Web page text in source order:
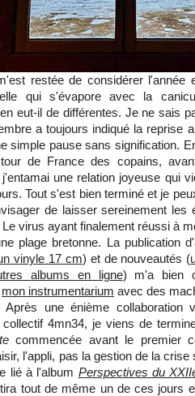
restée de considérer l'année
qui s'évapore avec la
eut-il de différentes. Je ne sais
a toujours indiqué la reprise
simple pause sans signification.
de France des copains,
une relation joyeuse qui
Tout s'est bien terminé et je
de laisser sereinement les
virus ayant finalement réussi à
plage bretonne. La publication
vinyle 17 cm) et de nouveautés (
albums en ligne) m'a bien
mon instrumentarium avec des
Après une énième collaboration
collectif 4mn34, je viens de
commencée avant le premier
l'appli, pas la gestion de la
lié à l'album Perspectives du
tout de même un de ces jours